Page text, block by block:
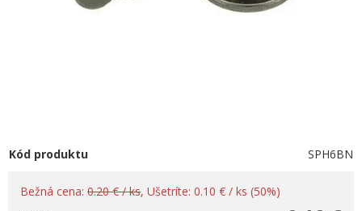
Kód produktu SPH6BN
Bežná cena: 0.20 € / ks, Ušetríte: 0.10 € / ks (50%)